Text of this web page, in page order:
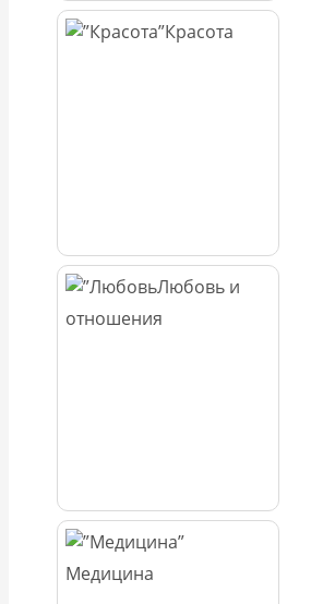
Красота
Любовь и
отношения
Медицина